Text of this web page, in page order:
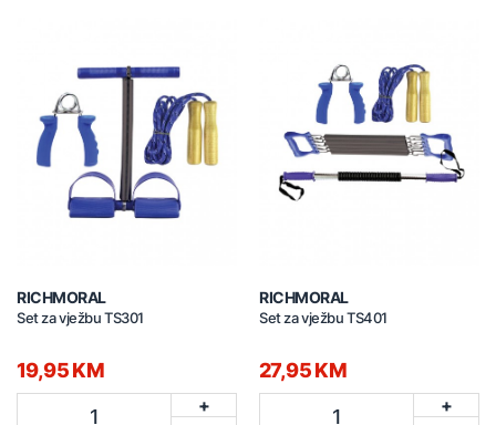
RICHMORAL
Set za vježbu TS301
19,95 KM
1
+
RICHMORAL
Set za vježbu TS401
27,95 KM
1
+